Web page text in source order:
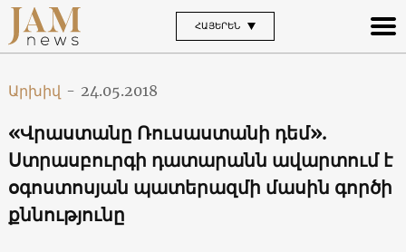
ՀԱՅԵՐԵՆ
Արխիվ - 24.05.2018
«Վրաստանը Ռուսաստանի դեմ».
Ստրասբուրգի դատարանն ավարտում է
օգոստոսյան պատերազմի մասին գործի
քննությունը